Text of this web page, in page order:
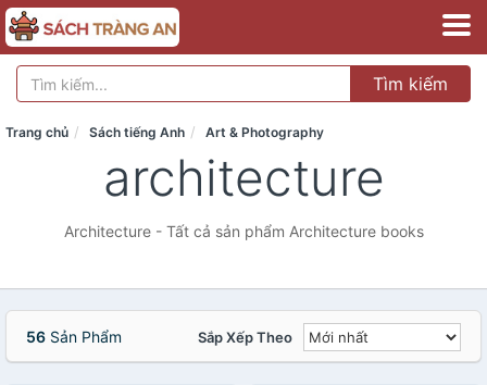
Tìm kiếm
Trang chủ Sách tiếng Anh Art & Photography
architecture
Architecture - Tất cả sản phẩm Architecture books
56 Sản Phẩm Sắp Xếp Theo